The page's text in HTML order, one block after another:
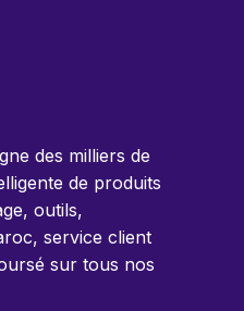
des milliers de
de produits
outils,
service client
sur tous nos